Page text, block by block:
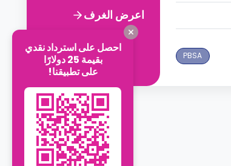
PBSA
اعرض الغرف
احصل على استرداد نقدي
بقيمة 25 دولارًا
على تطبيقنا!